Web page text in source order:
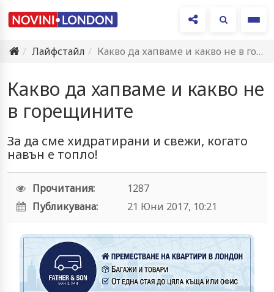
Лайфстайл
Какво да хапваме и какво не в горещините
Какво да хапваме и какво не
в горещините
За да сме хидратирани и свежи, когато
навън е топло!
Прочитания:
1287
Публикувана:
21 Юни 2017, 10:21